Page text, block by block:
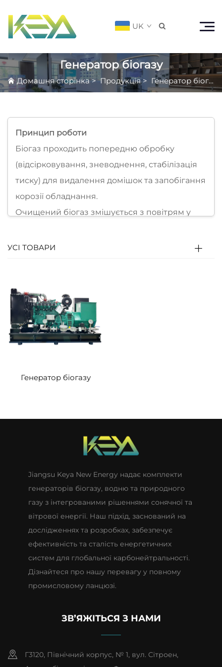
UK 
Генератор біогазу
Домашня сторінка>Продукція> Генератор біогазу
Принцип роботи
Біогаз проходить попередню обробку
(відсірковування, зневоднення, стабілізація
тиску) для видалення домішок та запобігання
корозії обладнання.
Очищений біогаз змішується з повітрям у
циліндр двигуна.
тиску штовхає поршень, щоб обертати
колінчастий вал (теплова→механічна енергія).
Колінчастий вал обертає ротор генератора
для виробництва електроенергії
УСІ ТОВАРИ
Генератор біогазу
Jiangsu Keya New Energy надає комплекти
генераторів біогазу, водню та природного
газу з інтегрованими рішеннями сонячної та
вітрової енергії. Наш підхід, заснований на
дослідженнях та розробках, забезпечує
ефективність та сталість енергетичних
систем для глобальної карбонейтральності.
Дізнайтеся про нашу перевагу у повному
промисловому ланцюзі.
ЗВ’ЯЖІТЬСЯ З НАМИ
Г3120, Північний корпус, № 1, вул. Сітроен,